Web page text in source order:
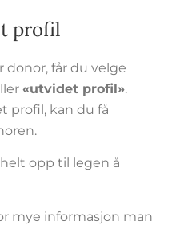
profil
donor, får du velge
«utvidet profil».
profil, kan du få
opp til legen å
mye informasjon man